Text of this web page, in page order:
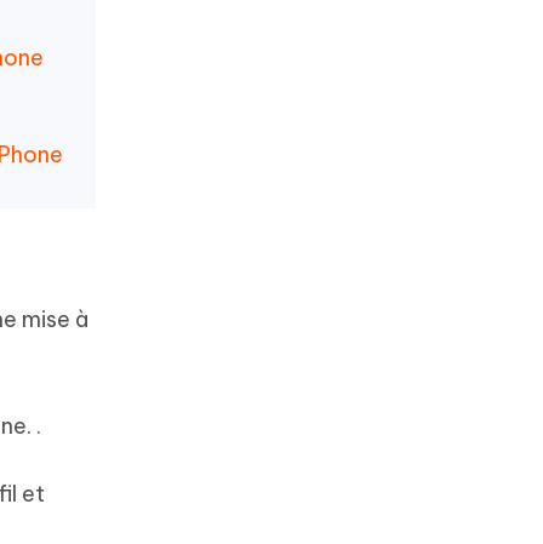
mise à
.
et